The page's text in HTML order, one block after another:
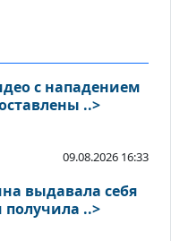
с нападением
..>
09.08.2026 16:33
выдавала себя
получила ..>